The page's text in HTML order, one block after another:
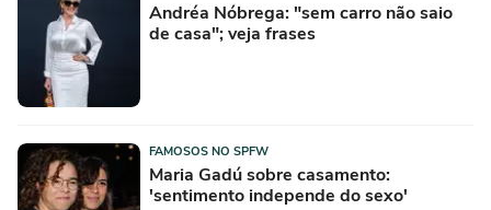
Andréa Nóbrega: "sem carro não saio
de casa"; veja frases
FAMOSOS NO SPFW
Maria Gadú sobre casamento:
'sentimento independe do sexo'